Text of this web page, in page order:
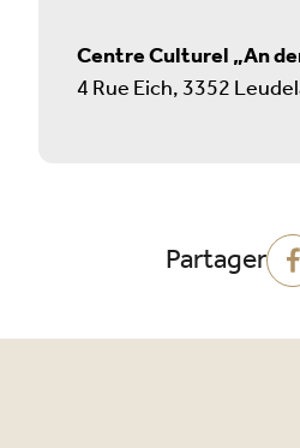
Centre Culturel „An
4 Rue Eich, 3352
Partager